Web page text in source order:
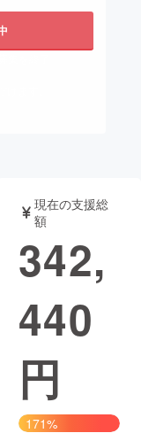
書籍・雑誌
現在の支援総
額
342,
440
円
171%